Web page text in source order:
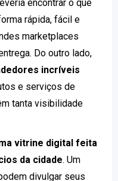
encontrar o que
rápida, fácil e
marketplaces
Do outro lado,
incríveis
e serviços de
tanta visibilidade
vitrine digital feita
da cidade. Um
divulgar seus